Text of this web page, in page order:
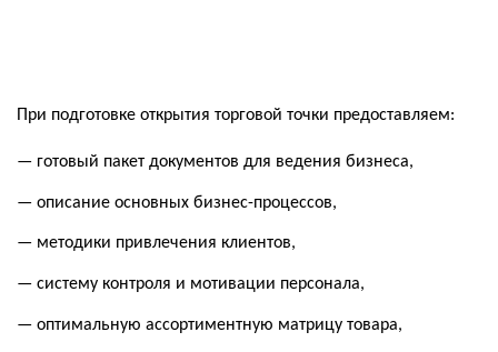
При подготовке открытия торговой точки предоставляем:
— готовый пакет документов для ведения бизнеса,
— описание основных бизнес-процессов,
— методики привлечения клиентов,
— систему контроля и мотивации персонала,
— оптимальную ассортиментную матрицу товара,